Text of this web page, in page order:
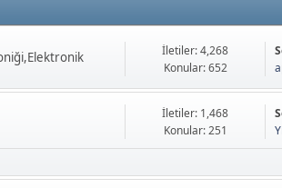
İletiler: 4,268
Konular: 652
İletiler: 1,468
Konular: 251